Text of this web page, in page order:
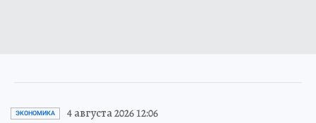
ЭКОНОМИКА 4 августа 2026 12:06